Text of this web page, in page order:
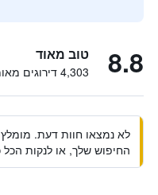
8.8 טוב מאוד
4,303 דירוגים מאומתים
לא נמצאו חוות דעת.
החיפוש שלך, או לנקות הכל